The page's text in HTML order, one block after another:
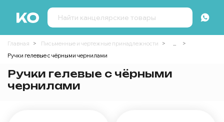
Главная Письменные и чертежные принадлежности
...
Ручки гелевые с чёрными чернилами
Ручки гелевые с чёрными
чернилами